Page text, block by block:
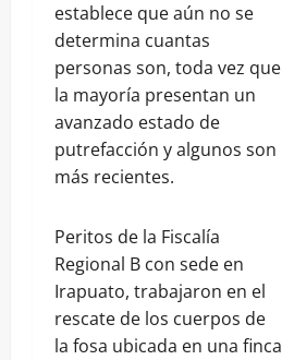
establece que aún no se
determina cuantas
personas son, toda vez que
la mayoría presentan un
avanzado estado de
putrefacción y algunos son
más recientes.
Peritos de la Fiscalía
Regional B con sede en
Irapuato, trabajaron en el
rescate de los cuerpos de
la fosa ubicada en una finca